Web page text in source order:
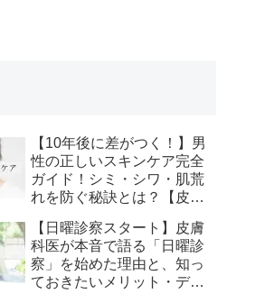
【10年後に差がつく！】男
性の正しいスキンケア完全
ガイド！シミ・シワ・肌荒
れを防ぐ秘訣とは？【皮膚
【日曜診察スタート】皮膚
科医が本音で語る「日曜診
察」を始めた理由と、知っ
ておきたいメリット・デメ